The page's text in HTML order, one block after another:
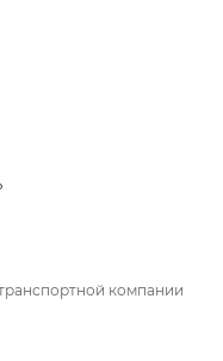
компании